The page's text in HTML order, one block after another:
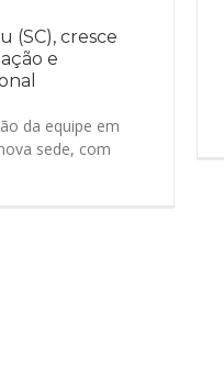
(SC), cresce
e
da equipe em
sede, com